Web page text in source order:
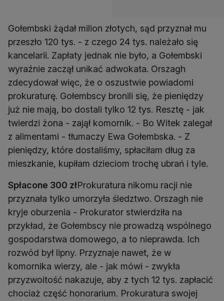
Gołembski żądał milion złotych, sąd przyznał mu
przeszło 120 tys. - z czego 24 tys. należało się
kancelarii. Zapłaty jednak nie było, a Gołembski
wyraźnie zaczął unikać adwokata. Orszagh
zdecydował więc, że o oszustwie powiadomi
prokuraturę. Gołembscy bronili się, że pieniędzy
już nie mają, bo dostali tylko 12 tys. Resztę - jak
twierdzi żona - zajął komornik. - Bo Witek zalegał
z alimentami - tłumaczy Ewa Gołembska. - Z
pieniędzy, które dostaliśmy, spłaciłam dług za
mieszkanie, kupiłam dzieciom trochę ubrań i tyle.
Spłacone 300 złProkuratura nikomu racji nie
przyznała tylko umorzyła śledztwo. Orszagh nie
kryje oburzenia - Prokurator stwierdziła na
przykład, że Gołembscy nie prowadzą wspólnego
gospodarstwa domowego, a to nieprawda. Ich
rozwód był lipny. Przyznaje nawet, że w
komornika wierzy, ale - jak mówi - zwykła
przyzwoitość nakazuje, aby z tych 12 tys. zapłacić
chociaż część honorarium. Prokuratura swojej